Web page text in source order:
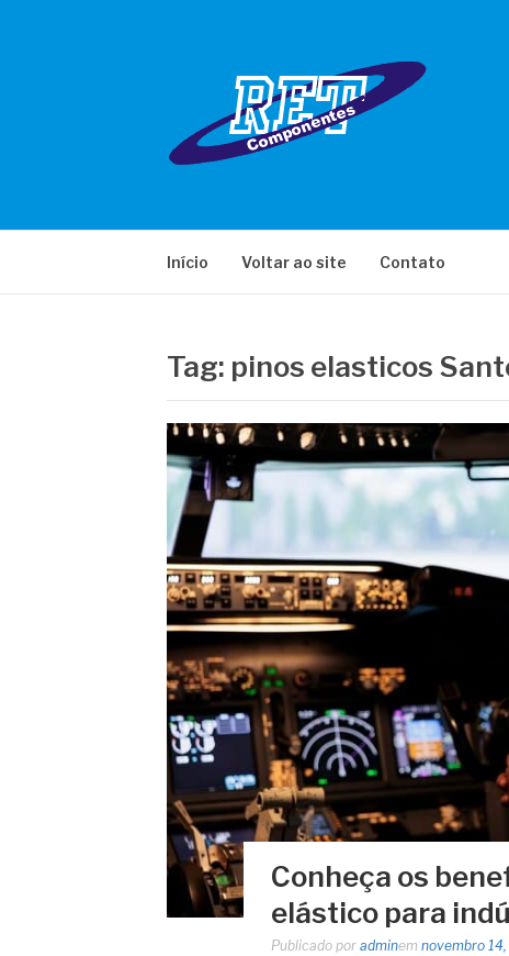
Início Voltar ao site Contato
Tag: pinos elasticos
Conheça os
elástico para
Publicado por adminem novembro